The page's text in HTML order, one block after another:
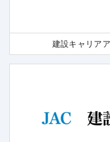
建設キャリア